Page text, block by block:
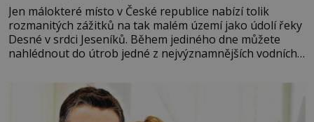
Jen málokteré místo v České republice nabízí tolik
rozmanitých zážitků na tak malém území jako údolí řeky
Desné v srdci Jeseníků. Během jediného dne můžete
nahlédnout do útrob jedné z nejvýznamnějších vodních
se na koloběžce a den zakončit poznáváním památek ve
Velkých Losinách nebo v termálním